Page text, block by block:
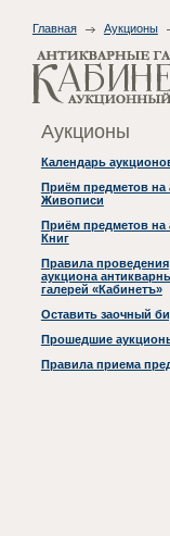
Главная Аукционы
Аукционы
Календарь
Приём предметов на
Живописи
Приём предметов на
Книг
Правила проведения
аукциона
галерей «Кабинетъ»
Оставить заочный
Прошедшие
Правила приема